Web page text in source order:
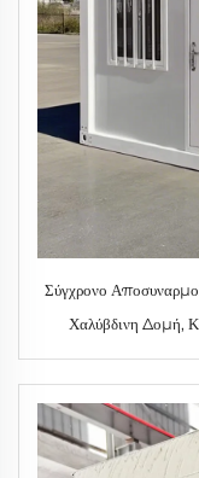
Σύγχρονο
Χαλύβδινη Δομή,
Ξενοδοχείο,